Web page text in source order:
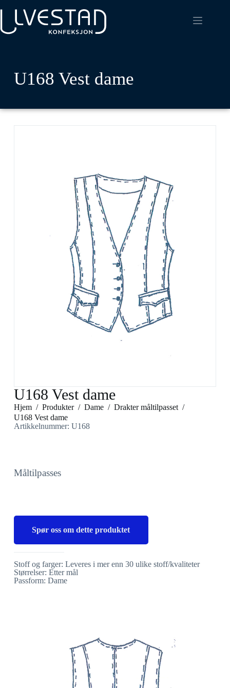
U168 Vest dame
U168 Vest dame
Hjem / Produkter / Dame / Drakter måltilpasset /
U168 Vest dame
Artikkelnummer: U168
Måltilpasses
Spør oss om dette produktet
Stoff og farger: Leveres i mer enn 30 ulike stoff/kvaliteter
Størrelser: Etter mål
Passform: Dame